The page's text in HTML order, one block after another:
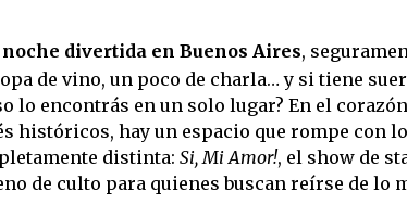
noche divertida en Buenos Aires,
de vino, un poco de charla… y si tiene
lo encontrás en un solo lugar? En el
históricos, hay un espacio que rompe con
distinta: Si, Mi Amor!, el show de
de culto para quienes buscan reírse de lo